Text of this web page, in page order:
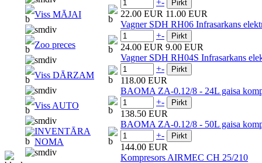
Viss MĀJAI
Zoo preces
Viss DĀRZAM
Viss AUTO
INVENTĀRA
NOMA
+-
22.00 EUR 11.00 EUR
Vagner SDH RH06 Infrasarkans
+-
24.00 EUR 9.00 EUR
Vagner SDH RH04S Infrasarkans
+-
118.00 EUR
BAOMA ZA-0.12/8 - 24L gaisa
+-
138.50 EUR
BAOMA ZA-0.12/8 - 50L gaisa
+-
144.00 EUR
Kompresors AIRMEC CH 25/210